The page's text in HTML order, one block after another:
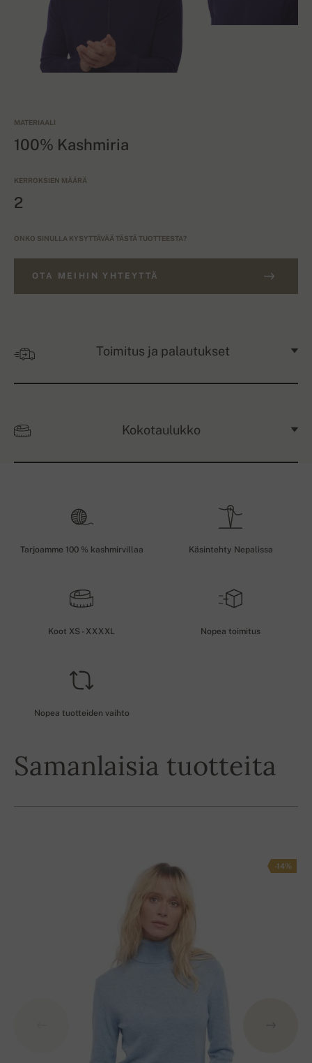
MATERIAALI
100% Kashmiria
KERROKSIEN MÄÄRÄ
2
ONKO SINULLA KYSYTTÄVÄÄ TÄSTÄ TUOTTEESTA?
OTA MEIHIN YHTEYTTÄ
Toimitus ja palautukset
Kokotaulukko
Tarjoamme 100 % kashmirvillaa Käsintehty Nepalissa
Koot XS - XXXXL Nopea toimitus
Nopea tuotteiden vaihto
Samanlaisia tuotteita
-14%